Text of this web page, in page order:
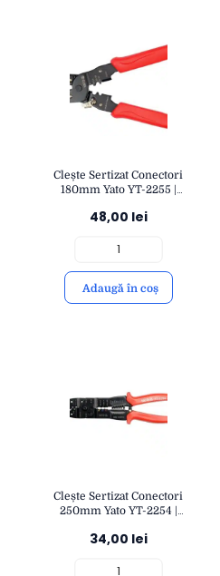
Clește Sertizat Conectori
180mm Yato YT-2255 |
Conectori Electrici |
YATO
48,00 lei
Adaugă în coș
Clește Sertizat Conectori
250mm Yato YT-2254 |
4mm | Durabilitate și
34,00 lei